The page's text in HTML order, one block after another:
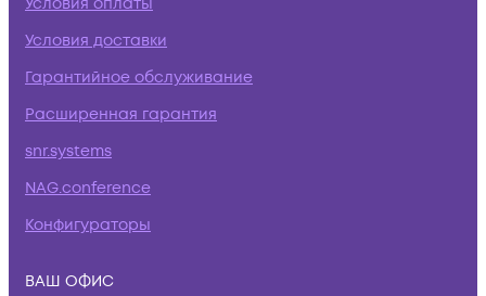
Условия доставки
Гарантийное обслуживание
Расширенная гарантия
snr.systems
NAG.conference
Конфигураторы
ВАШ ОФИС